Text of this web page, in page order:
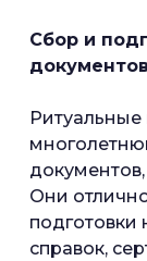
Сбор и
документов
Они
справок,